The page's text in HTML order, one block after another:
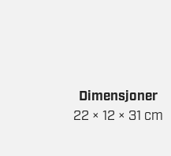
Dimensjoner
22 × 12 × 31 cm